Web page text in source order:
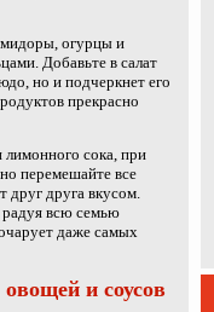
огурцы и
Добавьте в салат
но и подчеркнет его
прекрасно
лимонного сока, при
перемешайте все
друг друга вкусом.
радуя всю семью
даже самых
и соусов